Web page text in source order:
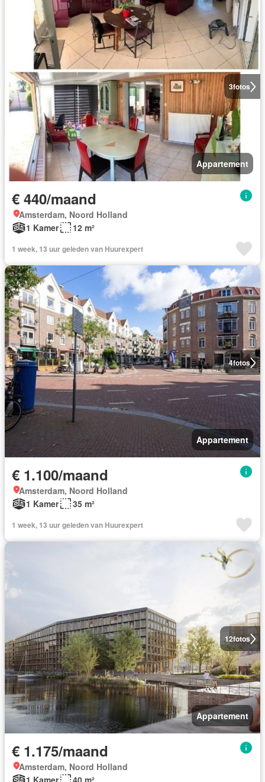
3fotos
Appartement
€ 440/maand
Amsterdam, Noord Holland
1 Kamer
12 m²
1 week, 13 uur geleden van Huurexpert
4fotos
Appartement
€ 1.100/maand
Amsterdam, Noord Holland
1 Kamer
35 m²
1 week, 13 uur geleden van Huurexpert
12fotos
Appartement
€ 1.175/maand
Amsterdam, Noord Holland